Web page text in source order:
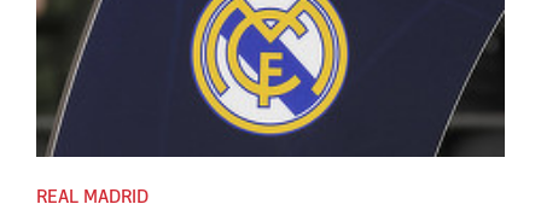
REAL MADRID